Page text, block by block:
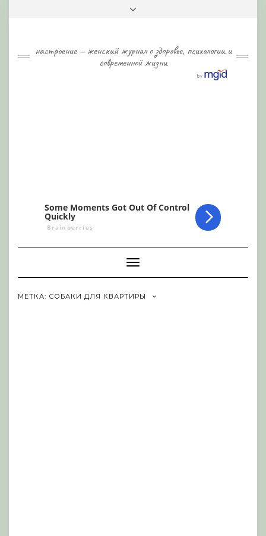
настроение — женский журнал о здоровье, психологии и
современной жизни
Toggle
Navigation
МЕТКА: СОБАКИ ДЛЯ КВАРТИРЫ